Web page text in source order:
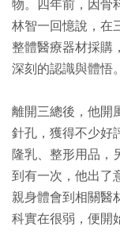
物。四年前，因骨
林智一回憶說，在
整體醫療器材採購
深刻的認識與體悟。
離開三總後，他開
針孔，獲得不少好
隆乳、整形用品，
到有一次，他出了
親身體會到相關醫
科實在很弱，便開